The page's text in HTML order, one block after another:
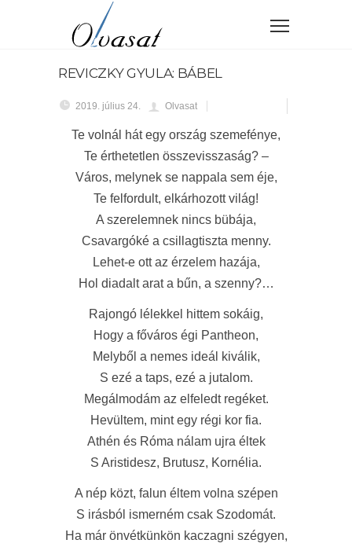
REVICZKY GYULA: BÁBEL
2019. július 24. Olvasat
Te volnál hát egy ország szemefénye,
Te érthetetlen összevisszaság? –
Város, melynek se nappala sem éje,
Te felfordult, elkárhozott világ!
A szerelemnek nincs bübája,
Csavargóké a csillagtiszta menny.
Lehet-e ott az érzelem hazája,
Hol diadalt arat a bűn, a szenny?…
Rajongó lélekkel hittem sokáig,
Hogy a főváros égi Pantheon,
Melyből a nemes ideál kiválik,
S ezé a taps, ezé a jutalom.
Megálmodám az elfeledt regéket.
Hevültem, mint egy régi kor fia.
Athén és Róma nálam ujra éltek
S Aristidesz, Brutusz, Kornélia.
A nép közt, falun éltem volna szépen
S irásból ismerném csak Szodomát.
Ha már önvétkünkön kaczagni szégyen,